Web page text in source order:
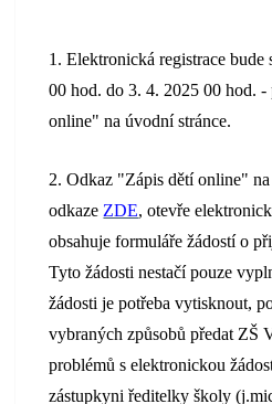
1. Elektronická registrace bude
00 hod. do 3. 4. 2025 00 hod.
online" na úvodní stránce.
2. Odkaz "Zápis dětí online"
odkaze ZDE, otevře
obsahuje formuláře žádostí o
Tyto žádosti nestačí pouze
žádosti je potřeba vytisknout,
vybraných způsobů předat ZŠ
problémů s elektronickou
zástupkyni ředitelky školy